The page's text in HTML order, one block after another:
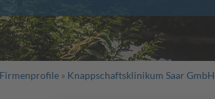
Firmenprofile Knappschaftsklinikum Saar GmbH